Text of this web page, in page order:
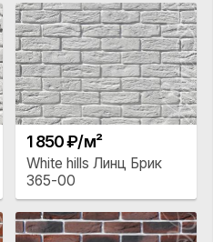
1 850 ₽/м²
White hills Линц Брик
365-00